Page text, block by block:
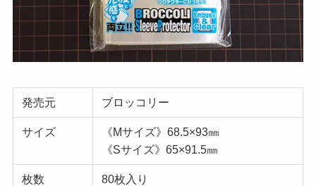
発売元 ブロッコリー
サイズ
《Mサイズ》68.5×93㎜
《Sサイズ》65×91.5㎜
枚数 80枚入り